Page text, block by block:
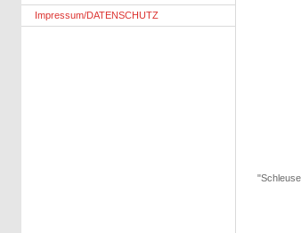
Impressum/DATENSCHUTZ